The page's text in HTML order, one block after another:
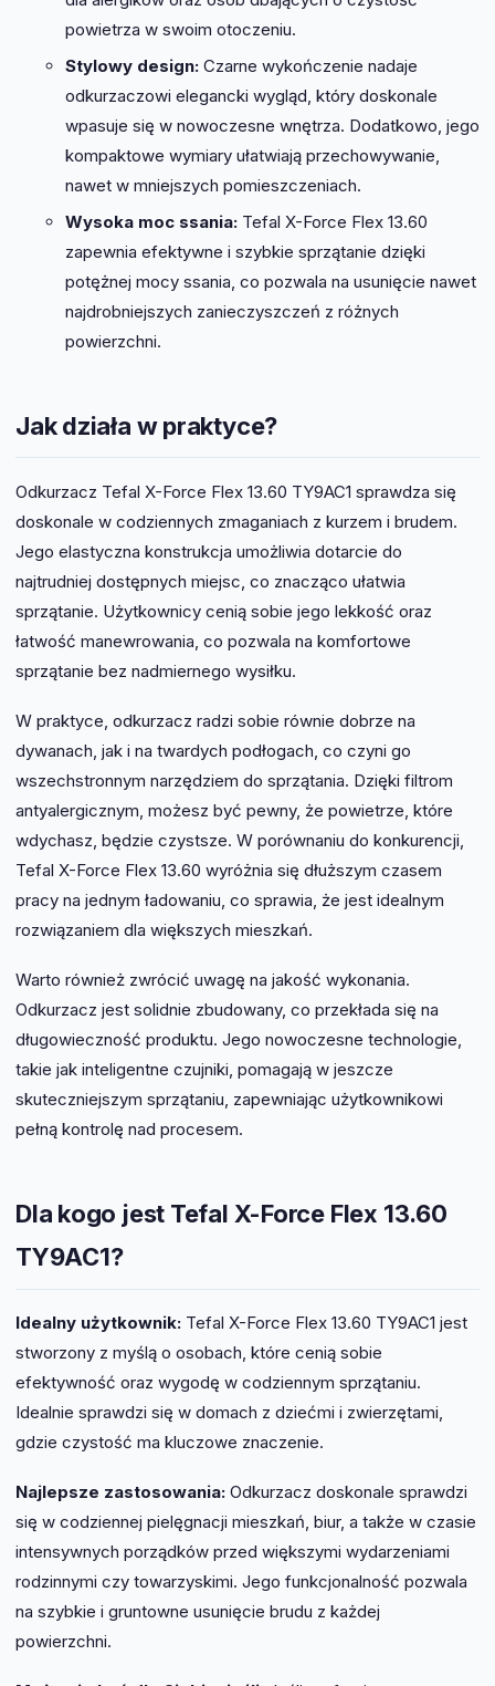
powietrza w swoim otoczeniu.
Stylowy design: Czarne wykończenie nadaje
odkurzaczowi elegancki wygląd, który doskonale
wpasuje się w nowoczesne wnętrza. Dodatkowo, jego
kompaktowe wymiary ułatwiają przechowywanie,
nawet w mniejszych pomieszczeniach.
Wysoka moc ssania: Tefal X-Force Flex 13.60
zapewnia efektywne i szybkie sprzątanie dzięki
potężnej mocy ssania, co pozwala na usunięcie nawet
najdrobniejszych zanieczyszczeń z różnych
powierzchni.
Jak działa w praktyce?
Odkurzacz Tefal X-Force Flex 13.60 TY9AC1 sprawdza się
doskonale w codziennych zmaganiach z kurzem i brudem.
Jego elastyczna konstrukcja umożliwia dotarcie do
najtrudniej dostępnych miejsc, co znacząco ułatwia
sprzątanie. Użytkownicy cenią sobie jego lekkość oraz
łatwość manewrowania, co pozwala na komfortowe
sprzątanie bez nadmiernego wysiłku.
W praktyce, odkurzacz radzi sobie równie dobrze na
dywanach, jak i na twardych podłogach, co czyni go
wszechstronnym narzędziem do sprzątania. Dzięki filtrom
antyalergicznym, możesz być pewny, że powietrze, które
wdychasz, będzie czystsze. W porównaniu do konkurencji,
Tefal X-Force Flex 13.60 wyróżnia się dłuższym czasem
pracy na jednym ładowaniu, co sprawia, że jest idealnym
rozwiązaniem dla większych mieszkań.
Warto również zwrócić uwagę na jakość wykonania.
Odkurzacz jest solidnie zbudowany, co przekłada się na
długowieczność produktu. Jego nowoczesne technologie,
takie jak inteligentne czujniki, pomagają w jeszcze
skuteczniejszym sprzątaniu, zapewniając użytkownikowi
pełną kontrolę nad procesem.
Dla kogo jest Tefal X-Force Flex 13.60
TY9AC1?
Idealny użytkownik: Tefal X-Force Flex 13.60 TY9AC1 jest
stworzony z myślą o osobach, które cenią sobie
efektywność oraz wygodę w codziennym sprzątaniu.
Idealnie sprawdzi się w domach z dziećmi i zwierzętami,
gdzie czystość ma kluczowe znaczenie.
Najlepsze zastosowania: Odkurzacz doskonale sprawdzi
się w codziennej pielęgnacji mieszkań, biur, a także w czasie
intensywnych porządków przed większymi wydarzeniami
rodzinnymi czy towarzyskimi. Jego funkcjonalność pozwala
na szybkie i gruntowne usunięcie brudu z każdej
powierzchni.